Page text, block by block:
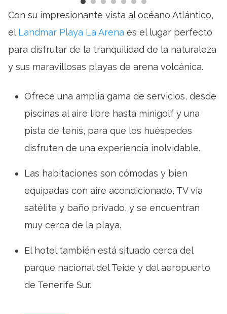
Con su impresionante vista al océano Atlántico,
elLandmar Playa La Arena es el lugar perfecto
para disfrutar de la tranquilidad de la naturaleza
y sus maravillosas playas de arena volcánica.
Ofrece una amplia gama de servicios, desde
piscinas al aire libre hasta minigolf y una
pista de tenis, para que los huéspedes
disfruten de una experiencia inolvidable.
Las habitaciones son cómodas y bien
equipadas con aire acondicionado, TV vía
satélite y baño privado, y se encuentran
muy cerca de la playa.
El hotel también está situado cerca del
parque nacional del Teide y del aeropuerto
de Tenerife Sur.